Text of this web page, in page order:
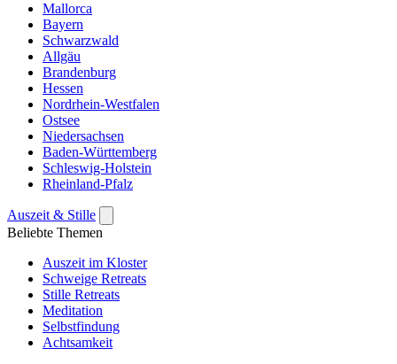
Mallorca
Bayern
Schwarzwald
Allgäu
Brandenburg
Hessen
Nordrhein-Westfalen
Ostsee
Niedersachsen
Baden-Württemberg
Schleswig-Holstein
Rheinland-Pfalz
Auszeit & Stille
Beliebte Themen
Auszeit im Kloster
Schweige Retreats
Stille Retreats
Meditation
Selbstfindung
Achtsamkeit